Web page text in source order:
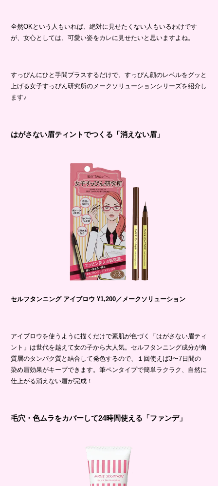
全然OKという人もいれば、絶対に見せたくない人もいるわけです
が、女心としては、可愛い姿をカレに見せたいと思いますよね。
すっぴんにひと手間プラスするだけで、すっぴん顔のレベルをグッと
上げる女子すっぴん研究所のメークソリューションシリーズを紹介し
ます♪
はがさない眉ティントでつくる「消えない眉」
セルフタンニング アイブロウ ¥1,200／ メークソリューション
アイブロウを使うように描くだけで素肌が色づく「はがさない眉ティ
ント」は世代を越えて女の子から大人気。セルフタンニング成分が角
質層のタンパク質と結合して発色するので、１回使えば3〜7日間の
染め眉効果がキープできます。筆ペンタイプで簡単ラクラク、自然に
仕上がる消えない眉が完成！
毛穴・色ムラをカバーして24時間使える「ファンデ」